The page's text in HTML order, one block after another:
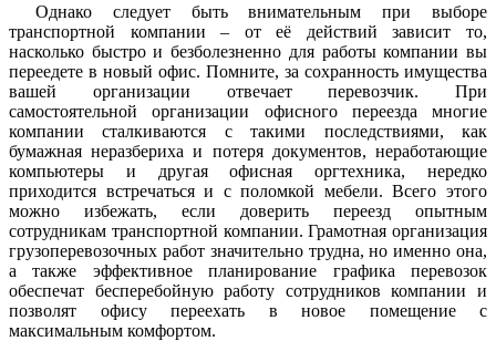
Однако следует быть внимательным при выборе
транспортной компании – от её действий зависит то,
насколько быстро и безболезненно для работы компании вы
переедете в новый офис. Помните, за сохранность имущества
вашей организации отвечает перевозчик. При
самостоятельной организации офисного переезда многие
компании сталкиваются с такими последствиями, как
бумажная неразбериха и потеря документов, неработающие
компьютеры и другая офисная оргтехника, нередко
приходится встречаться и с поломкой мебели. Всего этого
можно избежать, если доверить переезд опытным
сотрудникам транспортной компании. Грамотная организация
грузоперевозочных работ значительно трудна, но именно она,
а также эффективное планирование графика перевозок
обеспечат бесперебойную работу сотрудников компании и
позволят офису переехать в новое помещение с
максимальным комфортом.